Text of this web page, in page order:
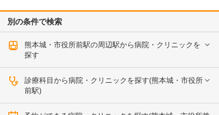
別の条件で検索
熊本城・市役所前駅の周辺駅から病院・クリニックを
探す
診療科目から病院・クリニックを探す(熊本城・市役所
前駅)